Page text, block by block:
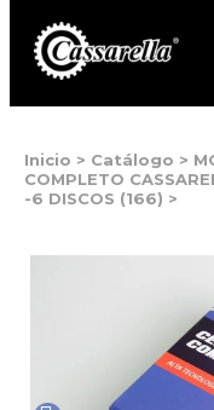
Inicio > Catálogo >
COMPLETO
-6 DISCOS (166) >